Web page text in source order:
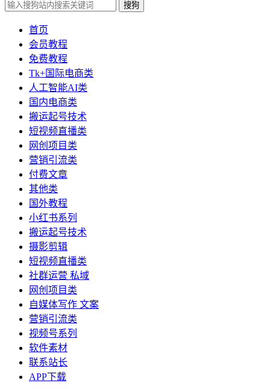
搜狗
首页
会员教程
免费教程
Tk+国际电商类
人工智能AI类
国内电商类
搬运起号技术
短视频直播类
网创项目类
营销引流类
付费文章
其他类
国外教程
小红书系列
搬运起号技术
摄影剪辑
短视频直播类
社群运营 私域
网创项目类
自媒体写作 文案
营销引流类
视频号系列
软件素材
联系站长
APP下载